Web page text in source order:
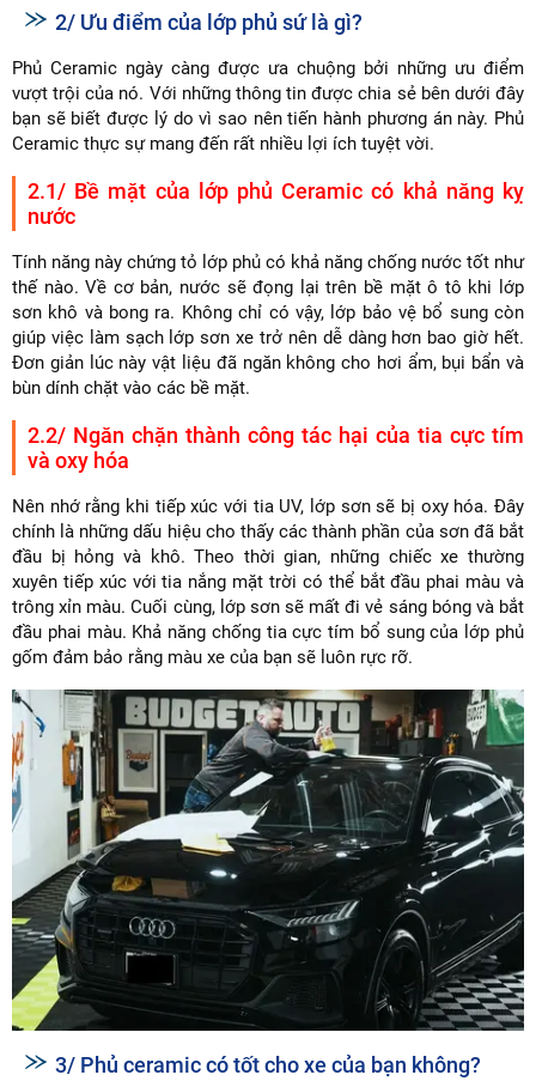
2/ Ưu điểm của lớp phủ sứ là gì?
Phủ Ceramic ngày càng được ưa chuộng bởi những ưu điểm
vượt trội của nó. Với những thông tin được chia sẻ bên dưới đây
bạn sẽ biết được lý do vì sao nên tiến hành phương án này. Phủ
Ceramic thực sự mang đến rất nhiều lợi ích tuyệt vời.
2.1/ Bề mặt của lớp phủ Ceramic có khả năng kỵ
nước
Tính năng này chứng tỏ lớp phủ có khả năng chống nước tốt như
thế nào. Về cơ bản, nước sẽ đọng lại trên bề mặt ô tô khi lớp
sơn khô và bong ra. Không chỉ có vậy, lớp bảo vệ bổ sung còn
giúp việc làm sạch lớp sơn xe trở nên dễ dàng hơn bao giờ hết.
Đơn giản lúc này vật liệu đã ngăn không cho hơi ẩm, bụi bẩn và
bùn dính chặt vào các bề mặt.
2.2/ Ngăn chặn thành công tác hại của tia cực tím
và oxy hóa
Nên nhớ rằng khi tiếp xúc với tia UV, lớp sơn sẽ bị oxy hóa. Đây
chính là những dấu hiệu cho thấy các thành phần của sơn đã bắt
đầu bị hỏng và khô. Theo thời gian, những chiếc xe thường
xuyên tiếp xúc với tia nắng mặt trời có thể bắt đầu phai màu và
trông xỉn màu. Cuối cùng, lớp sơn sẽ mất đi vẻ sáng bóng và bắt
đầu phai màu. Khả năng chống tia cực tím bổ sung của lớp phủ
gốm đảm bảo rằng màu xe của bạn sẽ luôn rực rỡ.
3/ Phủ ceramic có tốt cho xe của bạn không?